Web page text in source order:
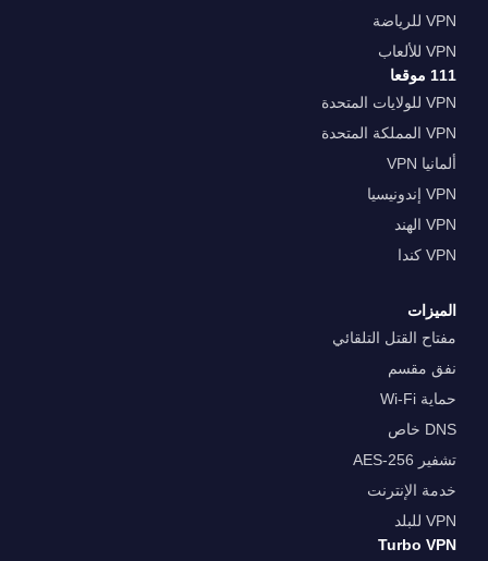
VPN للرياضة
VPN للألعاب
111 موقعا
VPN للولايات المتحدة
VPN المملكة المتحدة
ألمانيا VPN
VPN إندونيسيا
VPN الهند
VPN كندا
الميزات
مفتاح القتل التلقائي
نفق مقسم
حماية Wi-Fi
DNS خاص
تشفير AES-256
خدمة الإنترنت
VPN للبلد
Turbo VPN